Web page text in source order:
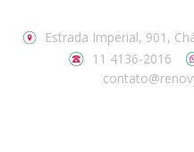
Estrada Imperial, 901,
11 4136-2016